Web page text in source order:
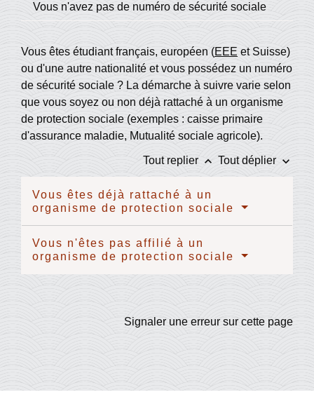
Vous n'avez pas de numéro de sécurité sociale
Vous êtes étudiant français, européen (EEE et Suisse)
ou d'une autre nationalité et vous possédez un numéro
de sécurité sociale ? La démarche à suivre varie selon
que vous soyez ou non déjà rattaché à un organisme
de protection sociale (exemples : caisse primaire
d'assurance maladie, Mutualité sociale agricole).
Tout replier keyboard_arrow_up Tout déplier keyboard_arrow_down
Vous êtes déjà rattaché à un
organisme de protection sociale
Vous n'êtes pas affilié à un
organisme de protection sociale
Signaler une erreur sur cette page